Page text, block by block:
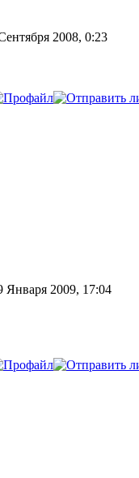
2008, 0:23
Января 2009, 17:04